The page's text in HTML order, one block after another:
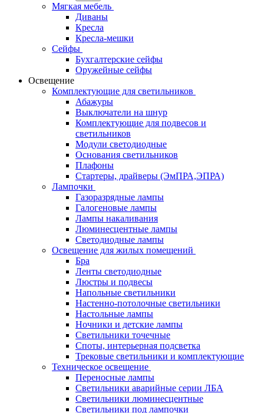
Мягкая мебель
Диваны
Кресла
Кресла-мешки
Сейфы
Бухгалтерские сейфы
Оружейные сейфы
Освещение
Комплектующие для светильников
Абажуры
Выключатели на шнур
Комплектующие для подвесов и
светильников
Модули светодиодные
Основания светильников
Плафоны
Стартеры, драйверы (ЭмПРА,ЭПРА)
Лампочки
Газоразрядные лампы
Галогеновые лампы
Лампы накаливания
Люминесцентные лампы
Светодиодные лампы
Освещение для жилых помещений
Бра
Ленты светодиодные
Люстры и подвесы
Напольные светильники
Настенно-потолочные светильники
Настольные лампы
Ночники и детские лампы
Светильники точечные
Споты, интерьерная подсветка
Трековые светильники и комплектующие
Техническое освещение
Переносные лампы
Светильники аварийные серии ЛБА
Светильники люминесцентные
Светильники под лампочки